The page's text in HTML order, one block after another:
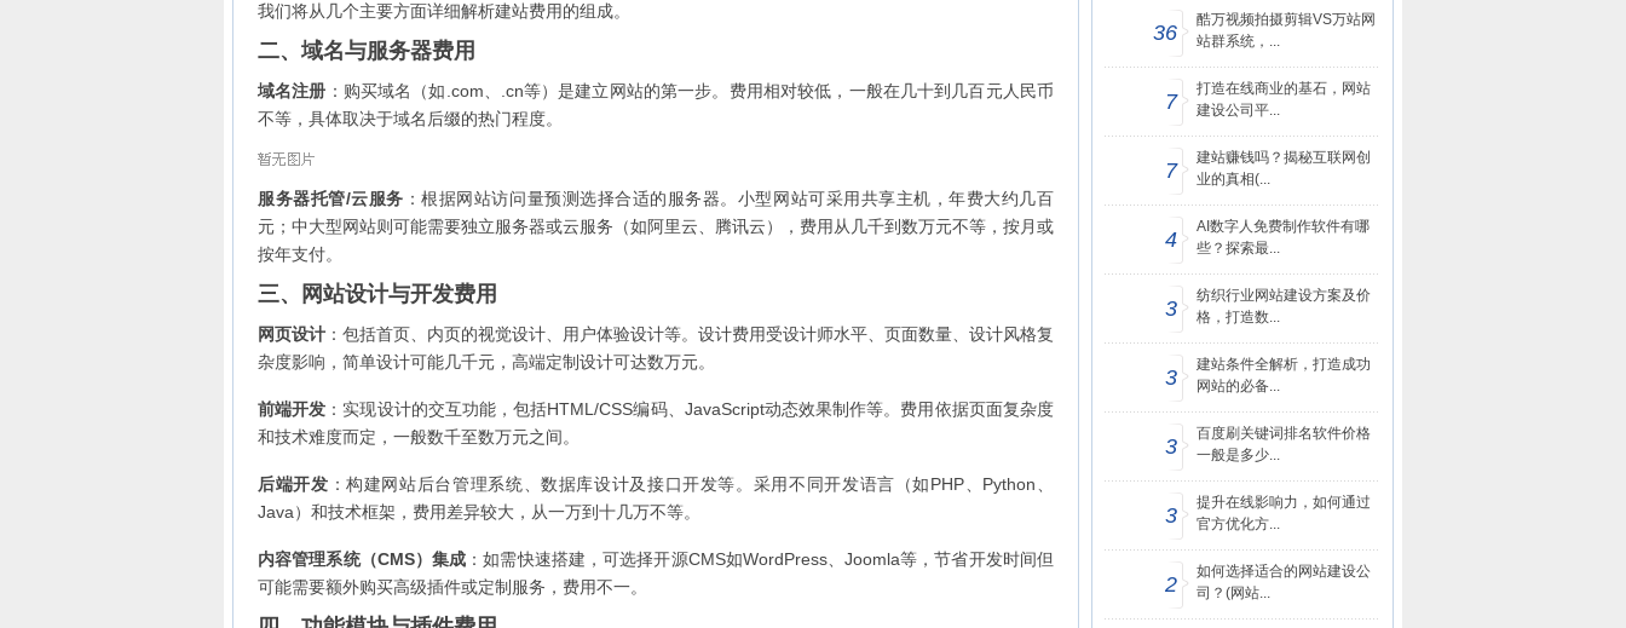
我们将从几个主要方面详细解析建站费用的组成。
二、域名与服务器费用
域名注册 ：购买域名（如.com、.cn等）是建立网站的第一步。费用相对较低，一般在几十到几百元人民币
不等，具体取决于域名后缀的热门程度。
服务器托管/云服务 ：根据网站访问量预测选择合适的服务器。小型网站可采用共享主机，年费大约几百
元；中大型网站则可能需要独立服务器或云服务（如阿里云、腾讯云），费用从几千到数万元不等，按月或
按年支付。
三、网站设计与开发费用
网页设计 ：包括首页、内页的视觉设计、用户体验设计等。设计费用受设计师水平、页面数量、设计风格复
杂度影响，简单设计可能几千元，高端定制设计可达数万元。
前端开发 ：实现设计的交互功能，包括HTML/CSS编码、JavaScript动态效果制作等。费用依据页面复杂度
和技术难度而定，一般数千至数万元之间。
后端开发 ：构建网站后台管理系统、数据库设计及接口开发等。采用不同开发语言（如PHP、Python、
Java）和技术框架，费用差异较大，从一万到十几万不等。
内容管理系统（CMS）集成 ：如需快速搭建，可选择开源CMS如WordPress、Joomla等，节省开发时间但
可能需要额外购买高级插件或定制服务，费用不一。
36
酷万视频拍摄剪辑VS万站网
站群系统，...
7
打造在线商业的基石，网站
建设公司平...
7
建站赚钱吗？揭秘互联网创
业的真相(...
4
AI数字人免费制作软件有哪
些？探索最...
3
纺织行业网站建设方案及价
格，打造数...
3
建站条件全解析，打造成功
网站的必备...
3
百度刷关键词排名软件价格
一般是多少...
3
提升在线影响力，如何通过
官方优化方...
2
如何选择适合的网站建设公
司？(网站...